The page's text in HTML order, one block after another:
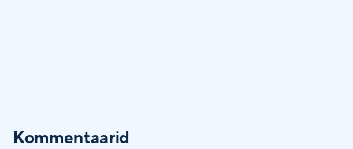
Kommentaarid